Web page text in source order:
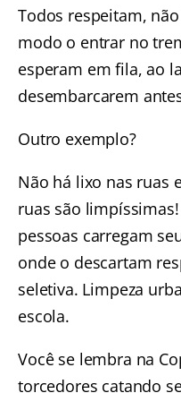
Todos respeitam,
modo o entrar no
esperam em fila, ao
desembarcarem
Outro exemplo?
Não há lixo nas ruas
ruas são
pessoas carregam
onde o descartam
seletiva. Limpeza
escola.
Você se lembra na
torcedores catando